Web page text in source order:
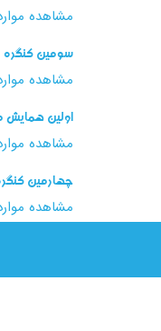
مشاهده
سومین کنگره
مشاهده
اولین
مشاهده
چهارمین
مشاهده